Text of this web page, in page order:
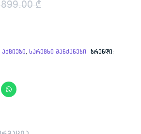
₾
price
price
,სარეცხი მანქანები ბრენდი: